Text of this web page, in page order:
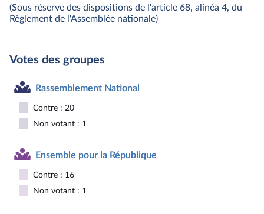
(Sous réserve des dispositions de l'article 68, alinéa 4, du
Règlement de l'Assemblée nationale)
Votes des groupes
Rassemblement National
Contre : 20
Non votant : 1
Ensemble pour la République
Contre : 16
Non votant : 1